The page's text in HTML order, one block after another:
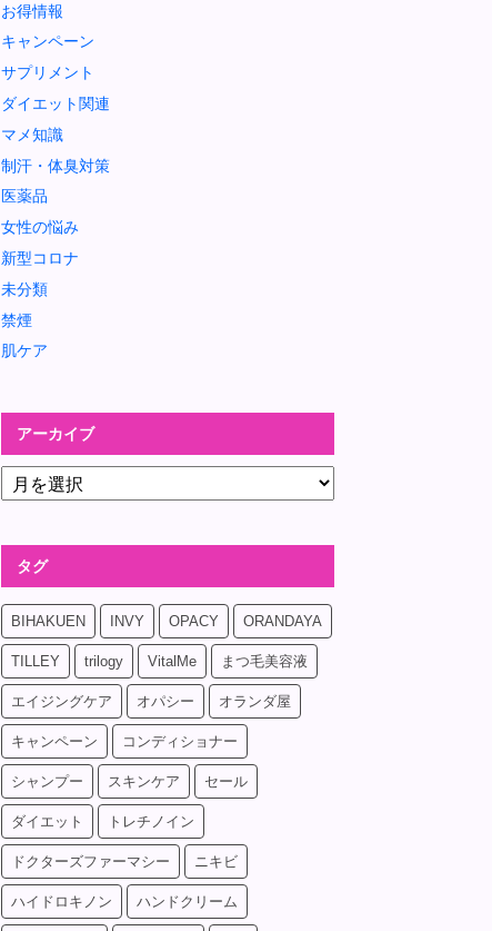
お得情報
キャンペーン
サプリメント
ダイエット関連
マメ知識
制汗・体臭対策
医薬品
女性の悩み
新型コロナ
未分類
禁煙
肌ケア
アーカイブ
タグ
BIHAKUEN INVY OPACY ORANDAYA
TILLEY trilogy VitalMe まつ毛美容液
エイジングケア オパシー オランダ屋
キャンペーン コンディショナー
シャンプー スキンケア セール
ダイエット トレチノイン
ドクターズファーマシー ニキビ
ハイドロキノン ハンドクリーム